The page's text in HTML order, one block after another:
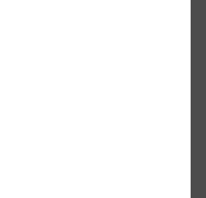
部籲發都會加給
、林佳彣、吳淑玲、陳俊智／連線
城鄉差距，新北社會局副局
社安網在各縣市開社工缺，